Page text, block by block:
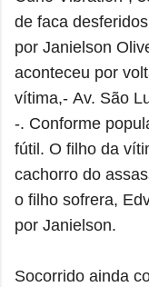
de faca
por Janielson
aconteceu por
vítima,- Av. São
-. Conforme
fútil. O filho da
cachorro do
o filho sofrera,
por Janielson.
Socorrido ainda